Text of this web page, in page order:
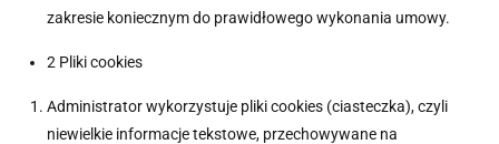
zakresie koniecznym do prawidłowego wykonania umowy.
2 Pliki cookies
Administrator wykorzystuje pliki cookies (ciasteczka), czyli
niewielkie informacje tekstowe, przechowywane na